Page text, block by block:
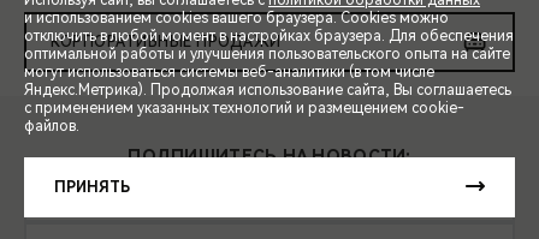
СПЕЦПРЕДЛОЖЕНИЯ
КОРПОРАТИВНЫЕ ПРОДАЖИ
ПОДПИШИТЕСЬ НА НОВОСТИ:
и использованием cookies вашего браузера. Cookies можно
отключить в любой момент в настройках браузера. Для обеспечения
оптимальной работы и улучшения пользовательского опыта на сайте
могут использоваться системы веб-аналитики (в том числе
Яндекс.Метрика). Продолжая использование сайта, Вы соглашаетесь
с применением указанных технологий и размещением cookie-
файлов.
ПРИНЯТЬ